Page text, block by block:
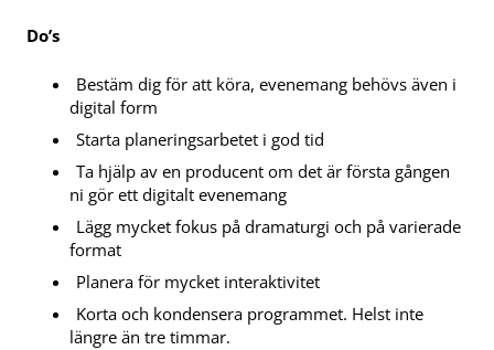
Do’s
Bestäm dig för att köra, evenemang behövs även i
digital form
Starta planeringsarbetet i god tid
Ta hjälp av en producent om det är första gången
ni gör ett digitalt evenemang
Lägg mycket fokus på dramaturgi och på varierade
format
Planera för mycket interaktivitet
Korta och kondensera programmet. Helst inte
längre än tre timmar.